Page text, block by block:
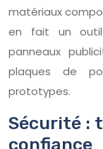
matériaux
en fait un
panneaux
plaques de
prototypes.
Sécurité :
confiance